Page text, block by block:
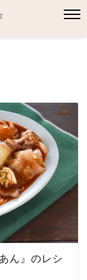
ん』のレシ